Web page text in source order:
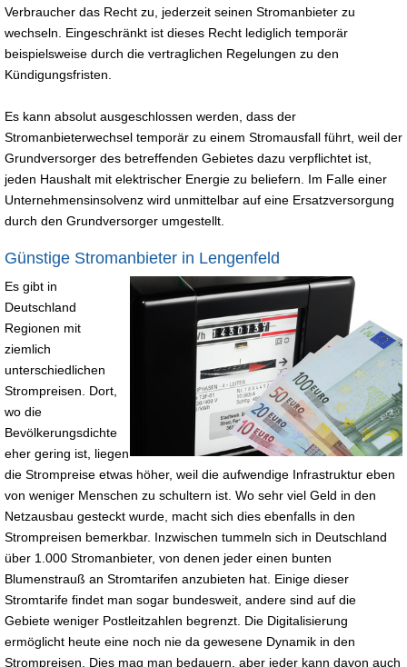
Verbraucher das Recht zu, jederzeit seinen Stromanbieter zu
wechseln. Eingeschränkt ist dieses Recht lediglich temporär
beispielsweise durch die vertraglichen Regelungen zu den
Kündigungsfristen.
Es kann absolut ausgeschlossen werden, dass der
Stromanbieterwechsel temporär zu einem Stromausfall führt, weil der
Grundversorger des betreffenden Gebietes dazu verpflichtet ist,
jeden Haushalt mit elektrischer Energie zu beliefern. Im Falle einer
Unternehmensinsolvenz wird unmittelbar auf eine Ersatzversorgung
durch den Grundversorger umgestellt.
Günstige Stromanbieter in Lengenfeld
Es gibt in
Deutschland
Regionen mit
ziemlich
unterschiedlichen
Strompreisen. Dort,
wo die
Bevölkerungsdichte
eher gering ist, liegen
die Strompreise etwas höher, weil die aufwendige Infrastruktur eben
von weniger Menschen zu schultern ist. Wo sehr viel Geld in den
Netzausbau gesteckt wurde, macht sich dies ebenfalls in den
Strompreisen bemerkbar. Inzwischen tummeln sich in Deutschland
über 1.000 Stromanbieter, von denen jeder einen bunten
Blumenstrauß an Stromtarifen anzubieten hat. Einige dieser
Stromtarife findet man sogar bundesweit, andere sind auf die
Gebiete weniger Postleitzahlen begrenzt. Die Digitalisierung
ermöglicht heute eine noch nie da gewesene Dynamik in den
Strompreisen. Dies mag man bedauern, aber jeder kann davon auch